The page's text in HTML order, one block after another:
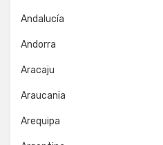
Andalucía
Andorra
Aracaju
Araucania
Arequipa